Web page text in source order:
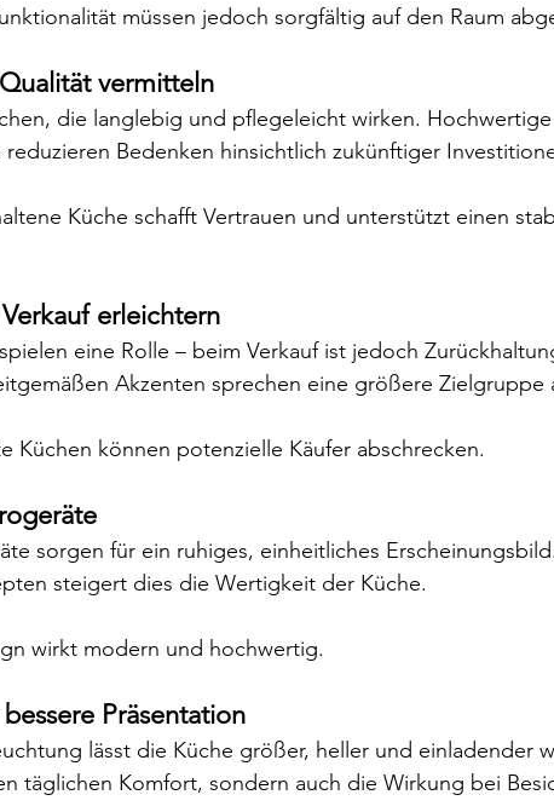
müssen jedoch sorgfältig auf den Raum
vermitteln
die langlebig und pflegeleicht wirken.
Bedenken hinsichtlich zukünftiger
Küche schafft Vertrauen und unterstützt einen
erleichtern
eine Rolle – beim Verkauf ist jedoch
Akzenten sprechen eine größere Zielgruppe
Küchen können potenzielle Käufer abschrecken.
sorgen für ein ruhiges, einheitliches
steigert dies die Wertigkeit der Küche.
wirkt modern und hochwertig.
Präsentation
lässt die Küche größer, heller und einladender
täglichen Komfort, sondern auch die Wirkung bei